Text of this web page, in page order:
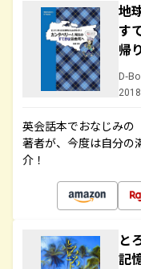
地
す
帰
D-
英会話本でおなじみの
著者が、今度は自分の
介！
と
記